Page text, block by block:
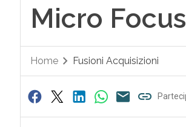
Micro Focus
Home Fusioni Acquisizioni